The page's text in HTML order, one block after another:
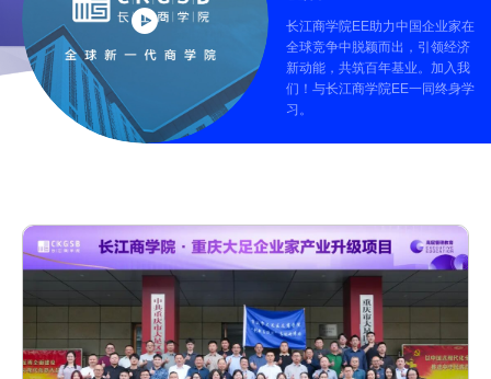
长江商学院EE助力中国企业家在
全球竞争中脱颖而出，引领经济
新动能，共筑百年基业。加入我
们！与长江商学院EE一同终身学
习。